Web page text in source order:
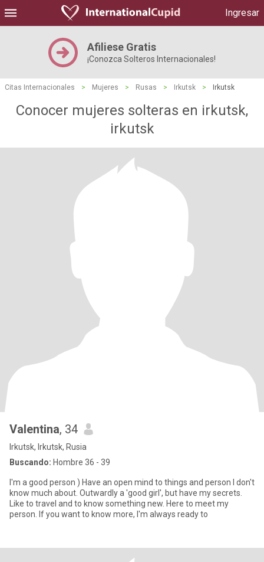
Ingresar
Afiliese Gratis
¡Conozca Solteros Internacionales!
Citas Internacionales > Mujeres > Rusas > Irkutsk > Irkutsk
Conocer mujeres solteras en irkutsk,
irkutsk
Valentina, 34
Irkutsk, Irkutsk, Rusia
Buscando: Hombre 36 - 39
I'm a good person ) Have an open mind to things and person I don't
know much about. Outwardly a 'good girl', but have my secrets.
Like to travel and to know something new. Here to meet my
person. If you want to know more, I'm always ready to